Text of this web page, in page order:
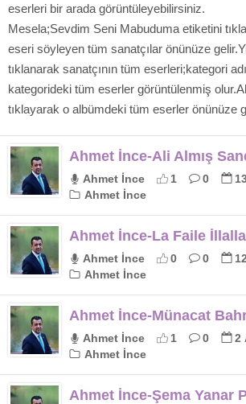
eserleri bir arada görüntüleyebilirsiniz.
Mesela;Sevdim Seni Mabuduma etiketini
eseri söyleyen tüm sanatçılar önünüze
tıklanarak sanatçının tüm eserleri;kategori
kategorideki tüm eserler görüntülenmiş
tıklayarak o albümdeki tüm eserler önünüze
Ahmet İnce-Ali Almış
Ahmet İnce 1 0
Ahmet İnce
Ahmet İnce-La Faile
Ahmet İnce 0 0
Ahmet İnce
Ahmet İnce-Münacat
Ahmet İnce 1 0
2
Ahmet İnce
Ahmet İnce-Şema Yanar